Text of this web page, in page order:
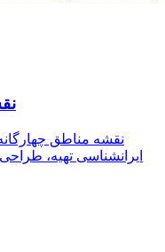
نقشه مناطق
ایرانشناسی تهیه،